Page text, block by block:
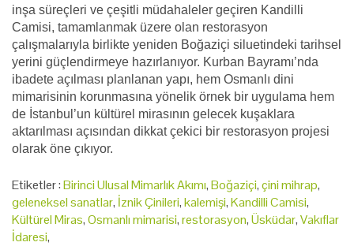
inşa süreçleri ve çeşitli müdahaleler geçiren Kandilli
Camisi, tamamlanmak üzere olan restorasyon
çalışmalarıyla birlikte yeniden Boğaziçi siluetindeki tarihsel
yerini güçlendirmeye hazırlanıyor. Kurban Bayramı’nda
ibadete açılması planlanan yapı, hem Osmanlı dini
mimarisinin korunmasına yönelik örnek bir uygulama hem
de İstanbul’un kültürel mirasının gelecek kuşaklara
aktarılması açısından dikkat çekici bir restorasyon projesi
olarak öne çıkıyor.
Etiketler :Birinci Ulusal Mimarlık Akımı,Boğaziçi,çini mihrap,
geleneksel sanatlar, İznik Çinileri,kalemişi,Kandilli Camisi,
Kültürel Miras,Osmanlı mimarisi,restorasyon,Üsküdar,Vakıflar
İdaresi,